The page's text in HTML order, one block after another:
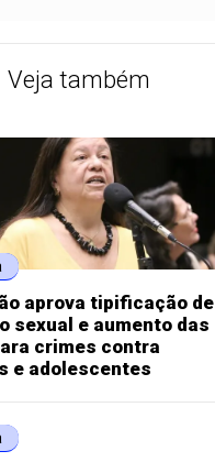
Veja também
aprova tipificação de
sexual e aumento das
crimes contra
e adolescentes